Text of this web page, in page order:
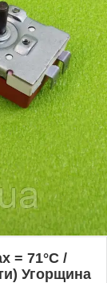
= 71°С /
Угорщина